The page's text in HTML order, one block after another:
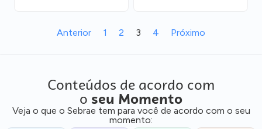
Anterior 1 2 3 4 Próximo
Conteúdos de acordo com
o seu Momento
Veja o que o Sebrae tem para você de acordo com o seu
momento: